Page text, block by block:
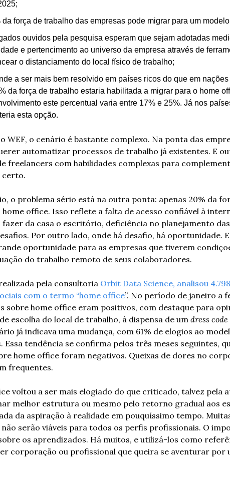
força de trabalho das empresas pode migrar para um
ouvidos pela pesquisa esperam que sejam adotadas
e pertencimento ao universo da empresa através de
o distanciamento do local físico de trabalho;
a ser mais bem resolvido em países ricos do que em
da força de trabalho estaria habilitada a migrar para o home
este percentual varia entre 17% e 25%. Já nos
esta opção.
WEF, o cenário é bastante complexo. Na ponta das
automatizar processos de trabalho já existentes. E
freelancers com habilidades complexas para
certo.
o problema sério está na outra ponta: apenas 20% da
home office. Isso reflete a falta de acesso confiável à
da casa o escritório, deficiência no planejamento
Por outro lado, onde há desafio, há oportunidade.
oportunidade para as empresas que tiverem
do trabalho remoto de seus colaboradores.
pela consultoria Orbit Data Science, analisou
com o termo “home office”. No período de janeiro a
sobre home office eram positivos, com destaque para
escolha do local de trabalho, à dispensa de um dress code
já indicava uma mudança, com 61% de elogios ao
Essa tendência se confirma pelos três meses seguintes,
home office foram negativos. Queixas de dores no
frequentes.
voltou a ser mais elogiado do que criticado, talvez pela
melhor estrutura ou mesmo pelo retorno gradual aos
da aspiração à realidade em pouquíssimo tempo.
serão viáveis para todos os perfis profissionais. O
os aprendizados. Há muitos, e utilizá-los como
corporação ou profissional que queira se aventurar por